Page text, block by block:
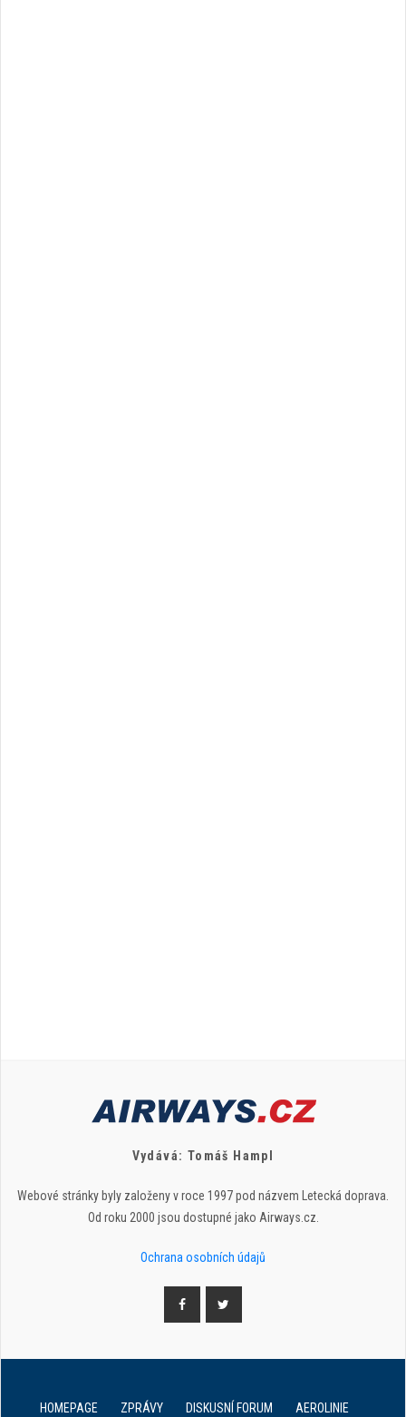
Vydává: Tomáš Hampl
Webové stránky byly založeny v roce 1997 pod názvem Letecká doprava.
Od roku 2000 jsou dostupné jako Airways.cz.
Ochrana osobních údajů
HOMEPAGE ZPRÁVY DISKUSNÍ FORUM AEROLINIE